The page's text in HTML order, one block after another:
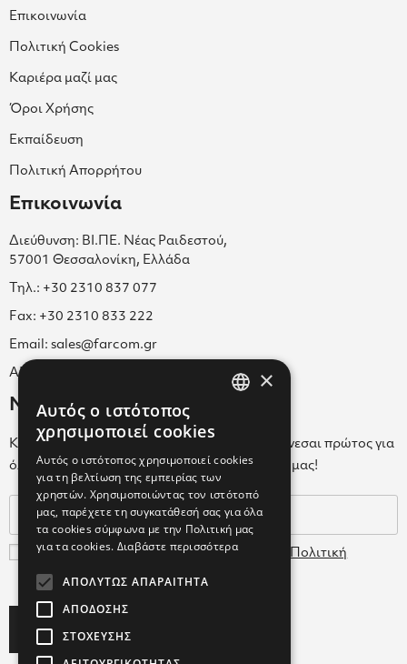
Επικοινωνία
Πολιτική Cookies
Καριέρα μαζί μας
Όροι Χρήσης
Εκπαίδευση
Πολιτική Απορρήτου
Επικοινωνία
Διεύθυνση: ΒΙ.ΠΕ. Νέας Ραιδεστού,
57001 Θεσσαλονίκη, Ελλάδα
Τηλ.: +30 2310 837 077
Fax: +30 2310 833 222
Email: sales@farcom.gr
ΑΡ.Γ.Ε.ΜΗ. 038365205000
Newsletter
Κάνε εγγραφή στο Newsletter για να ενημερώνεσαι πρώτος για
όλα τα νέα μας και τα ολοκαίνουρια προϊόντα μας!
Συμφωνώ με τουςΌρους Χρήσης
Πολιτική
Δεδομένων
×
Αυτός ο ιστότοπος
χρησιμοποιεί cookies
Αυτός ο ιστότοπος χρησιμοποιεί cookies
για τη βελτίωση της εμπειρίας των
χρηστών. Χρησιμοποιώντας τον ιστότοπό
μας, παρέχετε τη συγκατάθεσή σας για όλα
τα cookies σύμφωνα με την Πολιτική μας
για τα cookies. Διαβάστε περισσότερα
ΑΠΟΛΎΤΩΣ ΑΠΑΡΑΊΤΗΤΑ
ΑΠΌΔΟΣΗΣ
ΣΤΌΧΕΥΣΗΣ